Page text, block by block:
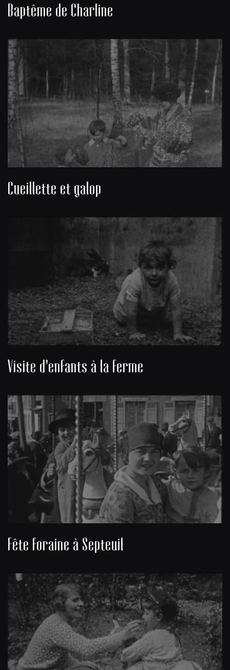
Baptême de Charline
Cueillette et galop
Visite d'enfants à la ferme
Fête foraine à Septeuil